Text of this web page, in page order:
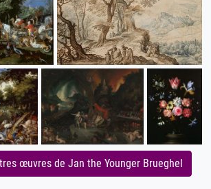
œuvres de Jan the Younger Brueghel